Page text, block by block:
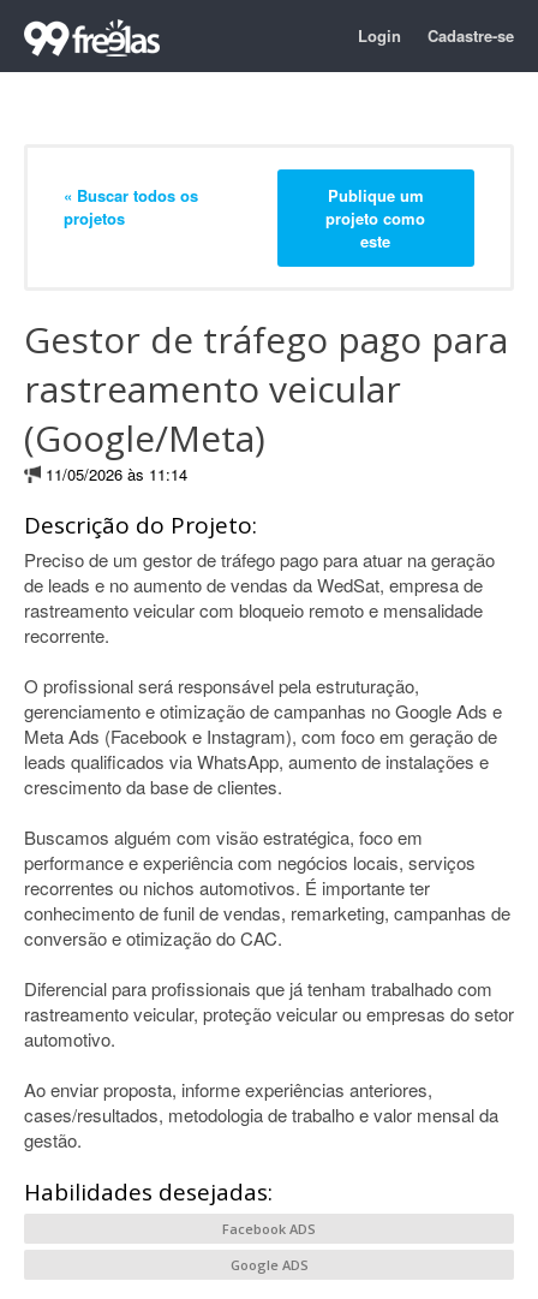
Login Cadastre-se
« Buscar todos os
projetos
Publique um
projeto como
este
Gestor de tráfego pago para
rastreamento veicular
(Google/Meta)
11/05/2026 às 11:14
Descrição do Projeto:
Preciso de um gestor de tráfego pago para atuar na geração
de leads e no aumento de vendas da WedSat, empresa de
rastreamento veicular com bloqueio remoto e mensalidade
recorrente.
O profissional será responsável pela estruturação,
gerenciamento e otimização de campanhas no Google Ads e
Meta Ads (Facebook e Instagram), com foco em geração de
leads qualificados via WhatsApp, aumento de instalações e
crescimento da base de clientes.
Buscamos alguém com visão estratégica, foco em
performance e experiência com negócios locais, serviços
recorrentes ou nichos automotivos. É importante ter
conhecimento de funil de vendas, remarketing, campanhas de
conversão e otimização do CAC.
Diferencial para profissionais que já tenham trabalhado com
rastreamento veicular, proteção veicular ou empresas do setor
automotivo.
Ao enviar proposta, informe experiências anteriores,
cases/resultados, metodologia de trabalho e valor mensal da
gestão.
Habilidades desejadas:
Facebook ADS
Google ADS